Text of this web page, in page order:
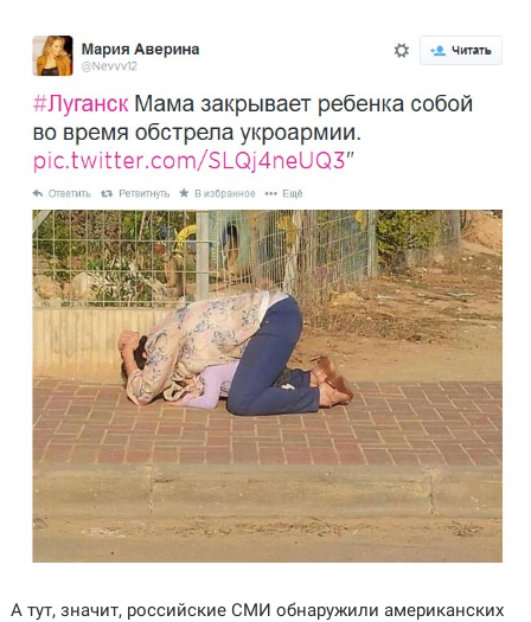
А тут, значит, российские СМИ обнаружили американских